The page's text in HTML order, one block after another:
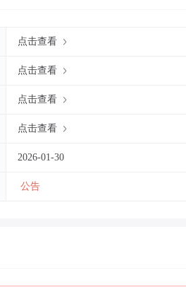
点击查看
点击查看
点击查看
点击查看
2026-01-30
公告